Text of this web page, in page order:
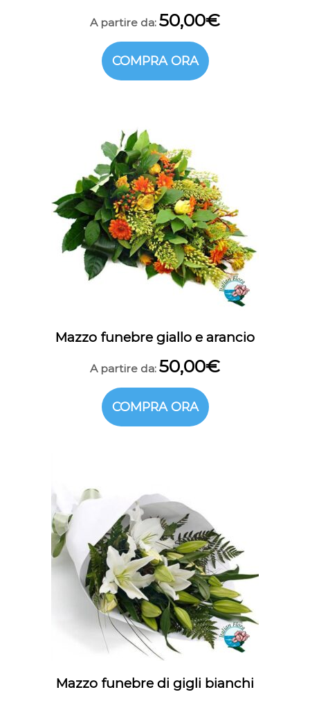
A partire da: 50,00€
COMPRA ORA
Mazzo funebre giallo e arancio
A partire da: 50,00€
COMPRA ORA
Mazzo funebre di gigli bianchi